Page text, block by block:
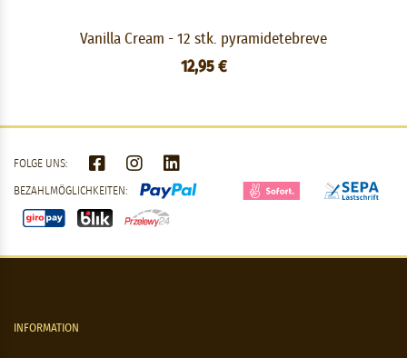
Vanilla Cream - 12 stk. pyramidetebreve
12,95 €
FOLGE UNS:
BEZAHLMÖGLICHKEITEN:
INFORMATION